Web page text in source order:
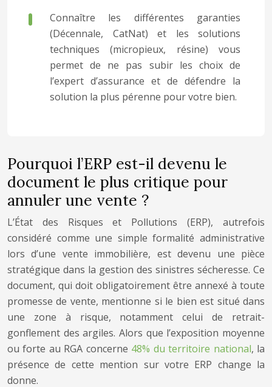
Connaître les différentes garanties
(Décennale, CatNat) et les solutions
techniques (micropieux, résine) vous
permet de ne pas subir les choix de
l’expert d’assurance et de défendre la
solution la plus pérenne pour votre bien.
Pourquoi l’ERP est-il devenu le
document le plus critique pour
annuler une vente ?
L’État des Risques et Pollutions (ERP), autrefois
considéré comme une simple formalité administrative
lors d’une vente immobilière, est devenu une pièce
stratégique dans la gestion des sinistres sécheresse. Ce
document, qui doit obligatoirement être annexé à toute
promesse de vente, mentionne si le bien est situé dans
une zone à risque, notamment celui de retrait-
gonflement des argiles. Alors que l’exposition moyenne
ou forte au RGA concerne 48% du territoire national, la
présence de cette mention sur votre ERP change la
donne.